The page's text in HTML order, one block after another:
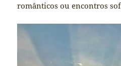
românticos ou encontros